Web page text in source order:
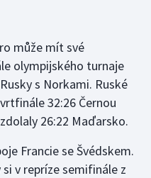
může mít své
olympijského turnaje
s Norkami. Ruské
32:26 Černou
26:22 Maďarsko.
Francie se Švédskem.
v repríze semifinále z